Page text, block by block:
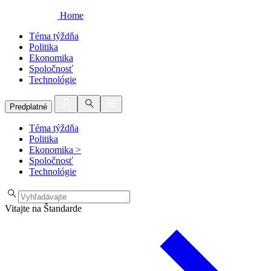
Home
Téma týždňa
Politika
Ekonomika
Spoločnosť
Technológie
Predplatné
Téma týždňa
Politika
Ekonomika >
Spoločnosť
Technológie
Vitajte na Štandarde